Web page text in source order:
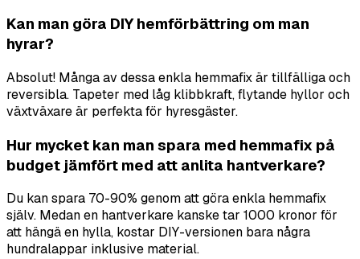
Kan man göra DIY hemförbättring om man
hyrar?
Absolut! Många av dessa enkla hemmafix är tillfälliga och
reversibla. Tapeter med låg klibbkraft, flytande hyllor och
växtväxare är perfekta för hyresgäster.
Hur mycket kan man spara med hemmafix på
budget jämfört med att anlita hantverkare?
Du kan spara 70-90% genom att göra enkla hemmafix
själv. Medan en hantverkare kanske tar 1000 kronor för
att hängä en hylla, kostar DIY-versionen bara några
hundralappar inklusive material.